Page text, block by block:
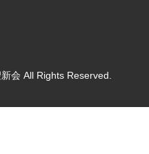
会 All Rights Reserved.